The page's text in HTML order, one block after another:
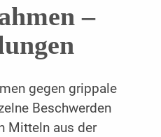
–
gegen grippale
Beschwerden
Mitteln aus der